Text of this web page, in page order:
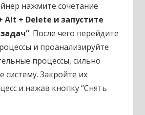
нажмите сочетание
Alt + Delete и запустите
. После чего перейдите
и проанализируйте
процессы, сильно
Закройте их
и нажав кнопку “Снять